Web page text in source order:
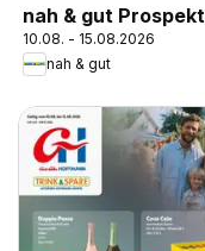
nah & gut Prospekt
10.08. - 15.08.2026
nah & gut